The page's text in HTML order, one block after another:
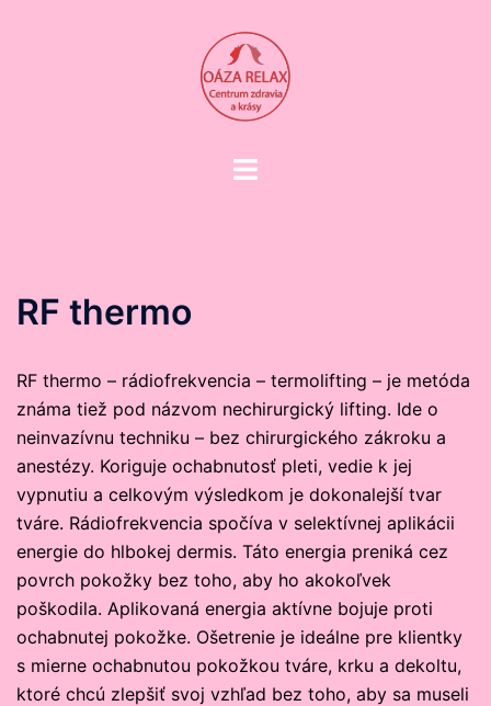
Toggle
RF thermo
RF thermo – rádiofrekvencia – termolifting – je metóda
známa tiež pod názvom nechirurgický lifting. Ide o
neinvazívnu techniku – bez chirurgického zákroku a
anestézy. Koriguje ochabnutosť pleti, vedie k jej
vypnutiu a celkovým výsledkom je dokonalejší tvar
tváre. Rádiofrekvencia spočíva v selektívnej aplikácii
energie do hlbokej dermis. Táto energia preniká cez
povrch pokožky bez toho, aby ho akokoľvek
poškodila. Aplikovaná energia aktívne bojuje proti
ochabnutej pokožke. Ošetrenie je ideálne pre klientky
s mierne ochabnutou pokožkou tváre, krku a dekoltu,
ktoré chcú zlepšiť svoj vzhľad bez toho, aby sa museli